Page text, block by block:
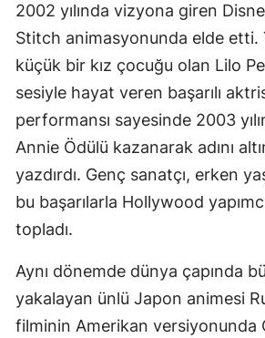
Tekirdağ
Tokat
Trabzon
Tunceli
Uşak
Yozgat
Zonguldak
2002 yılında vizyona giren
Stitch animasyonunda elde etti.
küçük bir kız çocuğu olan Lilo
sesiyle hayat veren başarılı
performansı sayesinde 2003
Annie Ödülü kazanarak adını
yazdırdı. Genç sanatçı, erken
bu başarılarla Hollywood
topladı.
Aynı dönemde dünya çapında
yakalayan ünlü Japon animesi
filminin Amerikan versiyonunda